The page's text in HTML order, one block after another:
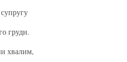
груди.
хвалим,